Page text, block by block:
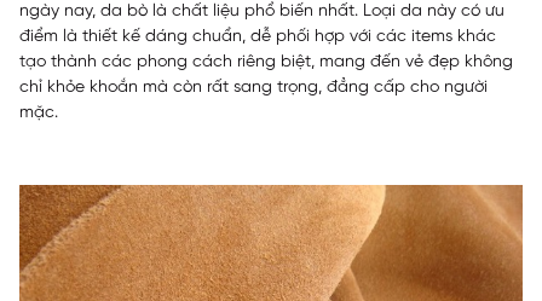
ngày nay, da bò là chất liệu phổ biến nhất. Loại da này có ưu
điểm là thiết kế dáng chuẩn, dễ phối hợp với các items khác
tạo thành các phong cách riêng biệt, mang đến vẻ đẹp không
chỉ khỏe khoắn mà còn rất sang trọng, đẳng cấp cho người
mặc.